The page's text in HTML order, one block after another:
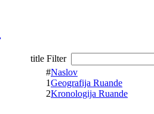
title Filter
#Naslov
1Geografija Ruande
2Kronologija Ruande